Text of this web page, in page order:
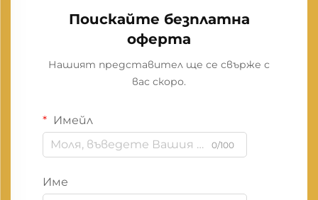
Поискайте безплатна
оферта
Нашият представител ще се свърже с
вас скоро.
Имейл
0/100
Име